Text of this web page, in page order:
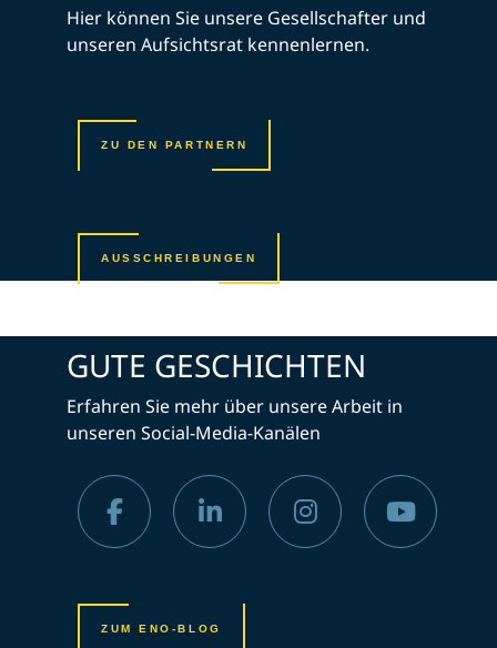
Hier können Sie unsere Gesellschafter und
unseren Aufsichtsrat kennenlernen.
ZU DEN PARTNERN
AUSSCHREIBUNGEN
GUTE GESCHICHTEN
Erfahren Sie mehr über unsere Arbeit in
unseren Social-Media-Kanälen
ZUM ENO-BLOG